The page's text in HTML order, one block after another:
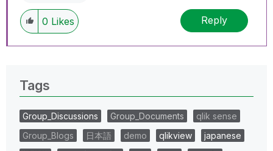
0 Likes Reply
Tags
Group_Discussions Group_Documents
qlik sense
Group_Blogs
日本語 demo qlikview
japanese